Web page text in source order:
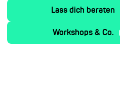
Lass dich beraten
Workshops & Co.